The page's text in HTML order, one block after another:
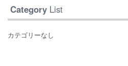
Category List
カテゴリーなし